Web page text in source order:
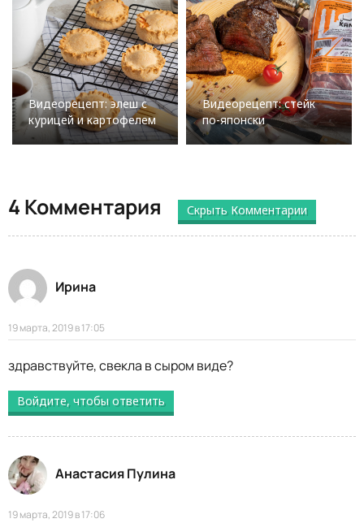
Видеорецепт: элеш с
курицей и картофелем
Видеорецепт: стейк
по-японски
4 Комментария Скрыть Комментарии
Ирина
19 марта, 2019 в 17:05
здравствуйте, свекла в сыром виде?
Войдите, чтобы ответить
Анастасия Пулина
19 марта, 2019 в 17:06